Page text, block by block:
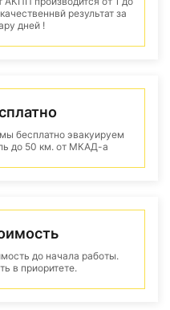
результат за
дней !
бесплатно эвакуируем
до 50 км. от МКАД-а
до начала работы.
в приоритете.